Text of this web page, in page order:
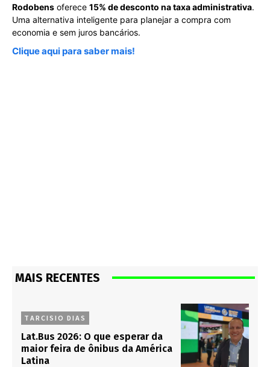
Rodobens oferece 15% de desconto na taxa administrativa.
Uma alternativa inteligente para planejar a compra com
economia e sem juros bancários.
Clique aqui para saber mais!
MAIS RECENTES
TARCISIO DIAS
Lat.Bus 2026: O que esperar da
maior feira de ônibus da América
Latina